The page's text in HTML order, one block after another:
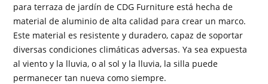
para terraza de jardín de CDG Furniture está hecha de
material de aluminio de alta calidad para crear un marco.
Este material es resistente y duradero, capaz de soportar
diversas condiciones climáticas adversas. Ya sea expuesta
al viento y la lluvia, o al sol y la lluvia, la silla puede
permanecer tan nueva como siempre.